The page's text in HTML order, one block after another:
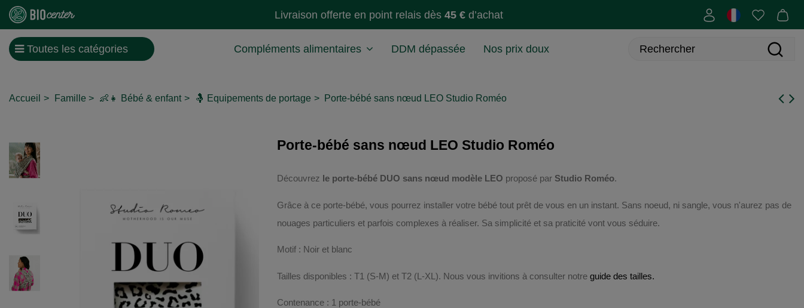
Livraison offerte en point relais dès 45 € d’achat
Toutes les catégories Compléments alimentaires DDM dépassée Nos prix doux
Accueil Famille 👶👧 Bébé & enfant 🤱 Equipements de portage Porte-bébé sans nœud LEO Studio Roméo
Porte-bébé sans nœud LEO Studio Roméo
Découvrez le porte-bébé DUO sans nœud modèle LEO proposé par Studio Roméo.
Grâce à ce porte-bébé, vous pourrez installer votre bébé tout prêt de vous en un instant. Sans noeud, ni sangle, vous n'aurez pas de
nouages particuliers et parfois complexes à réaliser. Sa simplicité et sa praticité vont vous séduire.
Motif : Noir et blanc
Tailles disponibles : T1 (S-M) et T2 (L-XL). Nous vous invitions à consulter notre guide des tailles.
Contenance : 1 porte-bébé